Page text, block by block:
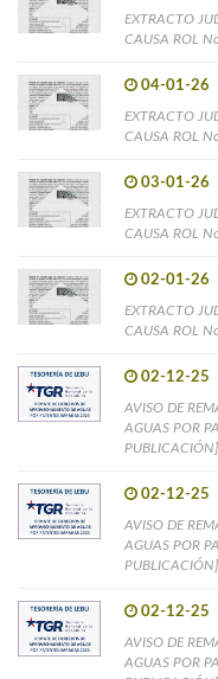
EXTRACTO
CAUSA ROL
04-01-26
EXTRACTO
CAUSA ROL
03-01-26
EXTRACTO
CAUSA ROL
02-01-26
EXTRACTO
CAUSA ROL
02-12-25
AVISO DE
AGUAS POR
PUBLICACIÓN]
02-12-25
AVISO DE
AGUAS POR
PUBLICACIÓN]
02-12-25
AVISO DE
AGUAS POR